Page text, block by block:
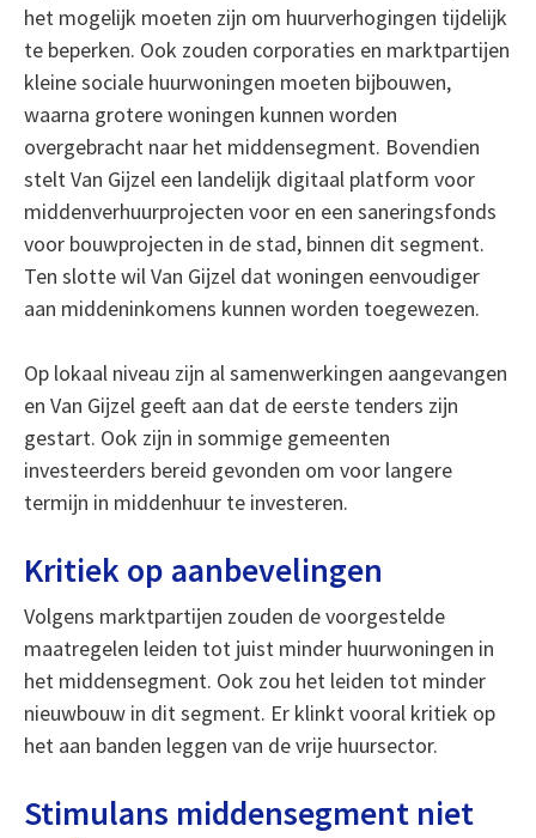
het mogelijk moeten zijn om huurverhogingen tijdelijk
te beperken. Ook zouden corporaties en marktpartijen
kleine sociale huurwoningen moeten bijbouwen,
waarna grotere woningen kunnen worden
overgebracht naar het middensegment. Bovendien
stelt Van Gijzel een landelijk digitaal platform voor
middenverhuurprojecten voor en een saneringsfonds
voor bouwprojecten in de stad, binnen dit segment.
Ten slotte wil Van Gijzel dat woningen eenvoudiger
aan middeninkomens kunnen worden toegewezen.
Op lokaal niveau zijn al samenwerkingen aangevangen
en Van Gijzel geeft aan dat de eerste tenders zijn
gestart. Ook zijn in sommige gemeenten
investeerders bereid gevonden om voor langere
termijn in middenhuur te investeren.
Kritiek op aanbevelingen
Volgens marktpartijen zouden de voorgestelde
maatregelen leiden tot juist minder huurwoningen in
het middensegment. Ook zou het leiden tot minder
nieuwbouw in dit segment. Er klinkt vooral kritiek op
het aan banden leggen van de vrije huursector.
Stimulans middensegment niet